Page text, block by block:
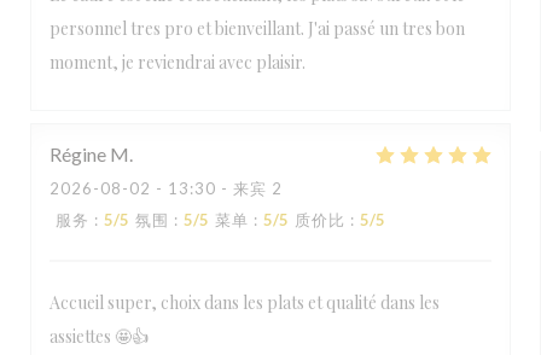
personnel tres pro et bienveillant. J'ai passé un tres bon
moment, je reviendrai avec plaisir.
Régine M
2026-08-02 - 13:30 - 来宾 2
服务 : 5/5 氛围 : 5/5 菜单 : 5/5 质价比 : 5/5
Accueil super, choix dans les plats et qualité dans les
assiettes 🤩👍